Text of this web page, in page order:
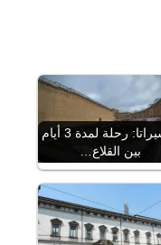
ماشيراتا: رحلة لمدة 3 أيام
بين القلاع…